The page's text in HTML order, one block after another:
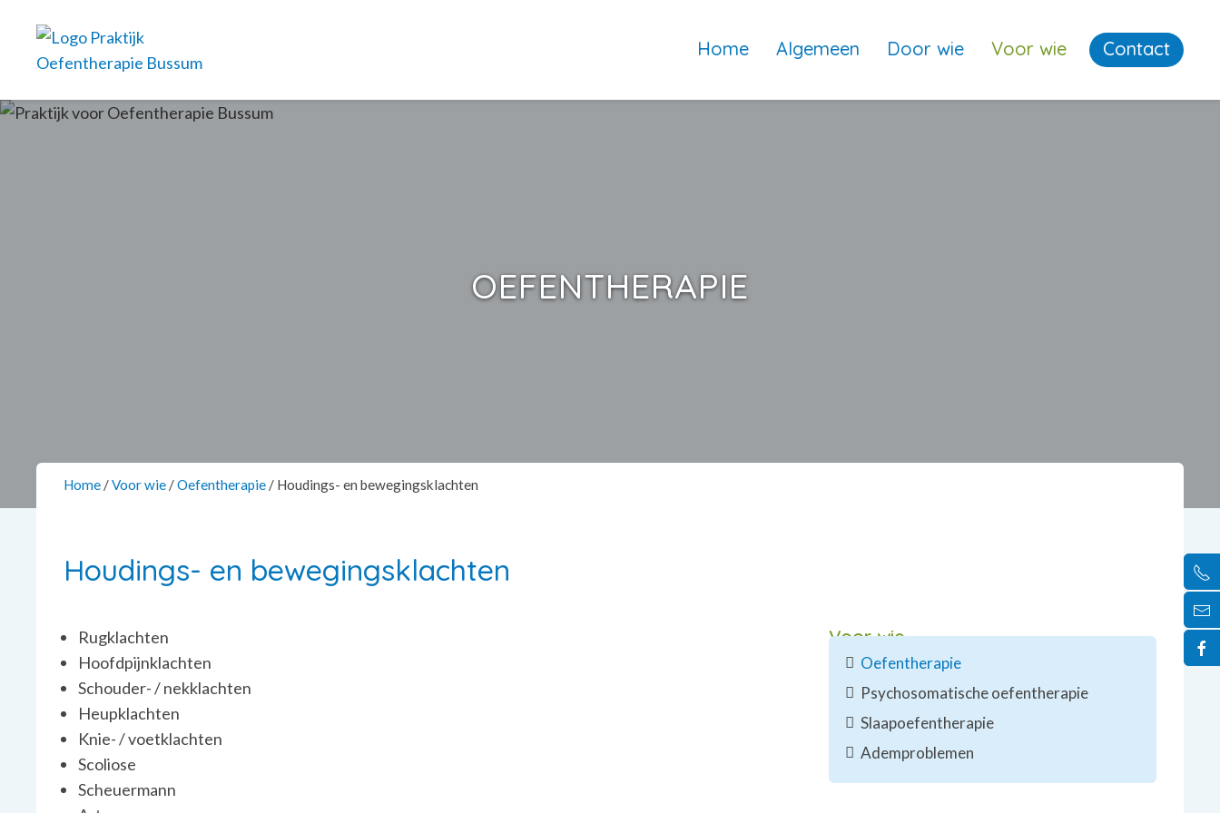
Home Algemeen Door wie Voor wie Contact
OEFENTHERAPIE
Home /Voor wie /Oefentherapie / Houdings- en bewegingsklachten
Houdings- en bewegingsklachten
Rugklachten
Hoofdpijnklachten
Schouder- / nekklachten
Heupklachten
Knie- / voetklachten
Scoliose
Scheuermann
Voor wie
Oefentherapie
Psycho­somatische oefentherapie
Slaapoefentherapie
Ademproblemen